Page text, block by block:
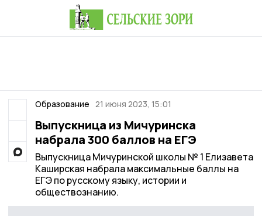
Образование 21 июня 2023, 15:01
Выпускница из Мичуринска
набрала 300 баллов на ЕГЭ
Выпускница Мичуринской школы № 1 Елизавета
Каширская набрала максимальные баллы на
ЕГЭ по русскому языку, истории и
обществознанию.